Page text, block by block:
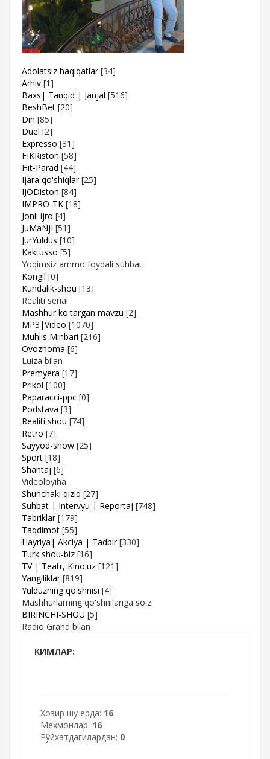
Adolatsiz haqiqatlar [34]
Arhiv [1]
Baxs| Tanqid | Janjal [516]
BeshBet [20]
Din [85]
Duel [2]
Expresso [31]
FIKRiston [58]
Hit-Parad [44]
Ijara qo'shiqlar [25]
IJODiston [84]
IMPRO-TK [18]
Jonli ijro [4]
JuMaNjI [51]
JurYuldus [10]
Kaktusso [5]
Yoqimsiz ammo foydali suhbat
Kongil [0]
Kundalik-shou [13]
Realiti serial
Mashhur ko'targan mavzu [2]
MP3|Video [1070]
Muhlis Minbari [216]
Ovoznoma [6]
Luiza bilan
Premyera [17]
Prikol [100]
Paparacci-ppc [0]
Podstava [3]
Realiti shou [74]
Retro [7]
Sayyod-show [25]
Sport [18]
Shantaj [6]
Videoloyiha
Shunchaki qiziq [27]
Suhbat | Intervyu | Reportaj [748]
Tabriklar [179]
Taqdimot [55]
Hayriya| Akciya | Tadbir [330]
Turk shou-biz [16]
TV | Teatr, Kino.uz [121]
Yangiliklar [819]
Yulduzning qo'shnisi [4]
Mashhurlarning qo'shnilariga so'z
BIRINCHI-SHOU [5]
Radio Grand bilan
КИМЛАР:
Хозир шу ерда: 16
Мехмонлар: 16
Рўйхатдагилардан: 0